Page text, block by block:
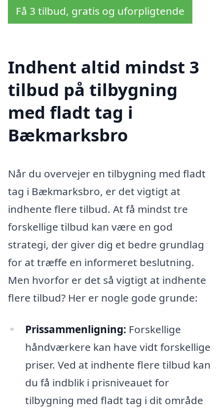
Få 3 tilbud, gratis og uforpligtende
Indhent altid mindst 3
tilbud på tilbygning
med fladt tag i
Bækmarksbro
Når du overvejer en tilbygning med fladt
tag i Bækmarksbro, er det vigtigt at
indhente flere tilbud. At få mindst tre
forskellige tilbud kan være en god
strategi, der giver dig et bedre grundlag
for at træffe en informeret beslutning.
Men hvorfor er det så vigtigt at indhente
flere tilbud? Her er nogle gode grunde:
Prissammenligning: Forskellige
håndværkere kan have vidt forskellige
priser. Ved at indhente flere tilbud kan
du få indblik i prisniveauet for
tilbygning med fladt tag i dit område